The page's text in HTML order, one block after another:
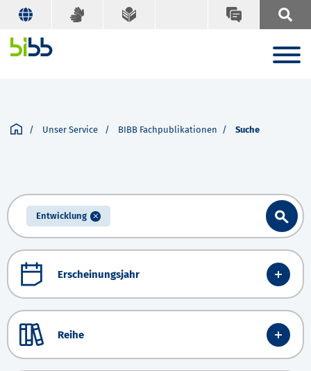
Unser Service BIBB Fachpublikationen Suche
Entwicklung
Erscheinungsjahr
Reihe